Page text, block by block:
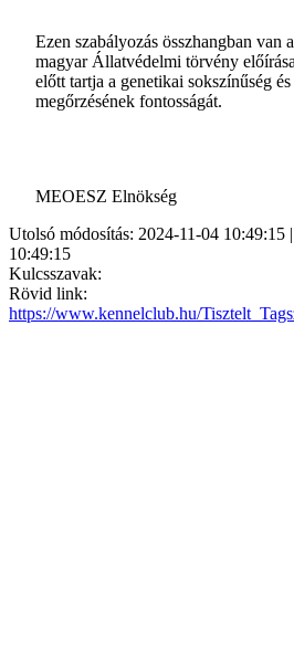
Ezen szabályozás összhangban van
magyar Állatvédelmi törvény
előtt tartja a genetikai sokszínűség
megőrzésének fontosságát.
MEOESZ Elnökség
Utolsó módosítás: 2024-11-04 10:49:15
10:49:15
Kulcsszavak:
Rövid link:
https://www.kennelclub.hu/